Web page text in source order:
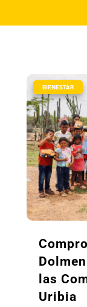
las
Uribia
BIENESTAR